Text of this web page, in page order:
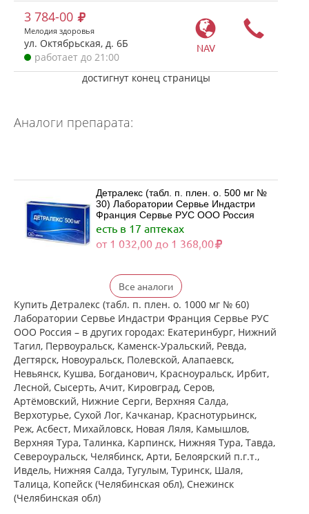
NAV
3 784-00
Мелодия здоровья
ул. Октябрьская, д. 6Б
работает до 21:00
достигнут конец страницы
Аналоги препарата:
Детралекс (табл. п. плен. о. 500 мг №
30) Лаборатории Сервье Индастри
Франция Сервье РУС ООО Россия
есть в 17 аптеках
от 1 032,00 до 1 368,00
Детралекс (табл. п. плен. о. 500 мг №
60) Лаборатории Сервье Индастри
Франция Сервье РУС ООО Россия
есть в 15 аптеках
от 2 002,00 до 2 506,00
Венарус (табл. п. плен. о. 50 мг+450
мг № 30) Алиум АО (Московская
обл,.рп. Оболенск) Россия
есть в 12 аптеках
от 985,50 до 1 174,00
Венарус (табл. п. плен. о. 50 мг+450
мг № 60) Алиум АО (Московская
обл,.рп. Оболенск) Россия
есть в 14 аптеках
от 1 519,10 до 2 104,00
Все аналоги
Купить Детралекс (табл. п. плен. о. 1000 мг № 60)
Лаборатории Сервье Индастри Франция Сервье РУС
ООО Россия – в других городах: Екатеринбург, Нижний
Тагил, Первоуральск, Каменск-Уральский, Ревда,
Дегтярск, Новоуральск, Полевской, Алапаевск,
Невьянск, Кушва, Богданович, Красноуральск, Ирбит,
Лесной, Сысерть, Ачит, Кировград, Серов,
Артёмовский, Нижние Cерги, Верхняя Салда,
Верхотурье, Сухой Лог, Качканар, Краснотурьинск,
Реж, Асбест, Михайловск, Новая Ляля, Камышлов,
Верхняя Тура, Талинка, Карпинск, Нижняя Тура, Тавда,
Североуральск, Челябинск, Арти, Белоярский п.г.т.,
Ивдель, Нижняя Салда, Тугулым, Туринск, Шаля,
Талица, Копейск (Челябинская обл), Снежинск
(Челябинская обл)